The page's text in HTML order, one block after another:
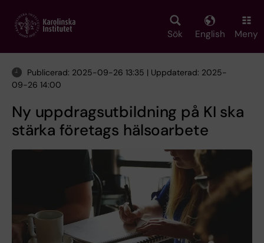
main
Sök English Meny
Publicerad: 2025-09-26 13:35 | Uppdaterad: 2025-
09-26 14:00
Ny uppdragsutbildning på KI ska
stärka företags hälsoarbete